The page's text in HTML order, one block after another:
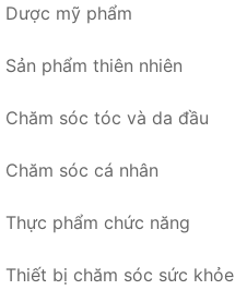
Dược mỹ phẩm
Sản phẩm thiên nhiên
Chăm sóc tóc và da đầu
Chăm sóc cá nhân
Thực phẩm chức năng
Thiết bị chăm sóc sức khỏe